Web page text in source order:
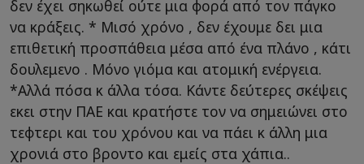
δεν έχει σηκωθεί ούτε μια φορά από τον πάγκο
να κράξεις. * Μισό χρόνο , δεν έχουμε δει μια
επιθετική προσπάθεια μέσα από ένα πλάνο , κάτι
δουλεμενο . Μόνο γιόμα και ατομική ενέργεια.
*Αλλά πόσα κ άλλα τόσα. Κάντε δεύτερες σκέψεις
εκει στην ΠΑΕ και κρατήστε τον να σημειώνει στο
τεφτερι και του χρόνου και να πάει κ άλλη μια
χρονιά στο βροντο και εμείς στα χάπια..